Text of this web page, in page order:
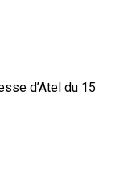
d’Atel du 15